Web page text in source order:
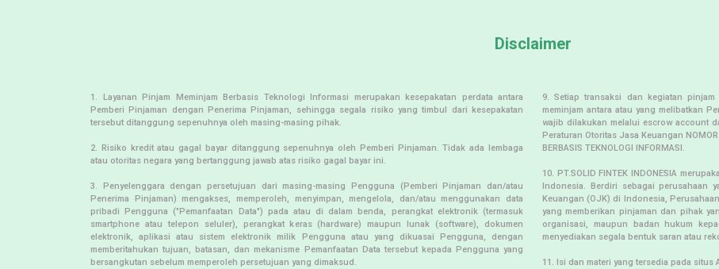
Disclaimer
1. Layanan Pinjam Meminjam Berbasis Teknologi Informasi merupakan kesepakatan perdata antara
Pemberi Pinjaman dengan Penerima Pinjaman, sehingga segala risiko yang timbul dari kesepakatan
tersebut ditanggung sepenuhnya oleh masing-masing pihak.
2. Risiko kredit atau gagal bayar ditanggung sepenuhnya oleh Pemberi Pinjaman. Tidak ada lembaga
atau otoritas negara yang bertanggung jawab atas risiko gagal bayar ini.
3. Penyelenggara dengan persetujuan dari masing-masing Pengguna (Pemberi Pinjaman dan/atau
Penerima Pinjaman) mengakses, memperoleh, menyimpan, mengelola, dan/atau menggunakan data
pribadi Pengguna ("Pemanfaatan Data") pada atau di dalam benda, perangkat elektronik (termasuk
smartphone atau telepon seluler), perangkat keras (hardware) maupun lunak (software), dokumen
elektronik, aplikasi atau sistem elektronik milik Pengguna atau yang dikuasai Pengguna, dengan
memberitahukan tujuan, batasan, dan mekanisme Pemanfaatan Data tersebut kepada Pengguna yang
bersangkutan sebelum memperoleh persetujuan yang dimaksud.
9. Setiap transaksi dan kegiatan pinjam
meminjam antara atau yang melibatkan
wajib dilakukan melalui escrow account
Peraturan Otoritas Jasa Keuangan NOMOR
BERBASIS TEKNOLOGI INFORMASI.
10. PT.SOLID FINTEK INDONESIA
Indonesia. Berdiri sebagai perusahaan
Keuangan (OJK) di Indonesia,
yang memberikan pinjaman dan pihak
organisasi, maupun badan hukum
menyediakan segala bentuk saran atau
11. Isi dan materi yang tersedia pada